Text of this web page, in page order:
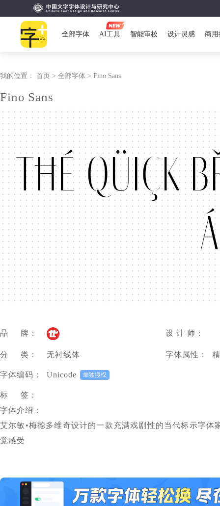
全部字体 AI工具 智能审校 设计灵感 商用
我的位置： 首页 > 全部字体 > Fino Sans
Fino Sans
Tħé qüiçk
品 牌： 设 计 师：
分 类： 无衬线体 字体属性：
字体编码： Unicode
标 签：
字体介绍：
艾尔敏•梅德多维奇设计的一款充满戏剧性的当代标示字
觉感受